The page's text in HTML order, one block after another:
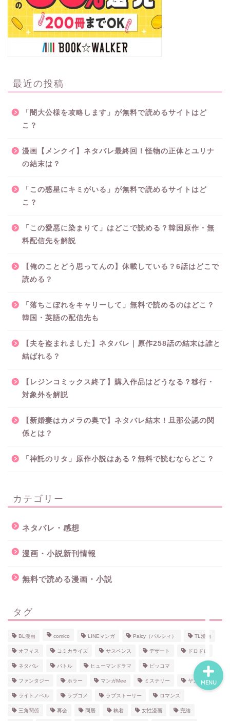
最近の投稿
「闇大公様を攻略します」が無料で読めるサイトはど
こ？
漫画【メンクイ】ネタバレ最終回！怪物の正体とユリナ
の結末は？
「この惑星にキミがいる」が無料で読めるサイトはど
こ？
「この愛悪に染まりて」はどこで読める？韓国原作・無
料配信先を解説
【俺のことどう思ってんの】休載している？6話はどこで
読める？
「落ちこぼれをキャリーして」無料で読めるのはどこ？
韓国・英語の配信先も
【夫を盗まれました】ネタバレ｜原作258話の結末は誰と
結ばれる？
【レジンコミックス終了】購入作品はどうなる？移行・
対象外を解説
【新婚妻はカメラの奥で】ネタバレ結末！旦那公認の関
係とは？
「神託のリタ」原作小説はある？無料で読むならどこ？
カテゴリー
ネタバレ・感想
漫画・小説新刊情報
無料で読める漫画・小説
タグ
BL漫画 comico LINEマンガ Palcy（パルシィ） TL漫画
オフィス コミカライズ サスペンス デザート ドロドロ
ネタバレ バトル ヒューマンドラマ ピッコマ
ファンタジー ホラー マンガMee ミステリー ヤンデレ
ライトノベル ラブコメ ラブストーリー ロマンス
三角関係 再会 同居 執着 女性漫画 完結
MENU
無料で読める漫画・小説